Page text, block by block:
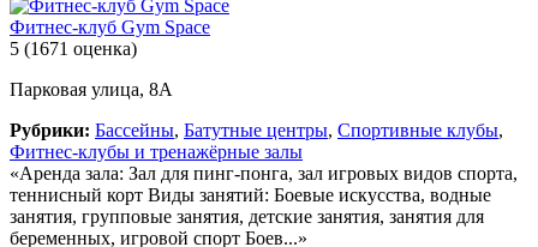
Фитнес-клуб Gym Space
5 (1671 оценка)
Парковая улица, 8А
Рубрики: Бассейны, Батутные центры, Спортивные клубы,
Фитнес-клубы и тренажёрные залы
«Аренда зала: Зал для пинг-понга, зал игровых видов спорта,
теннисный корт Виды занятий: Боевые искусства, водные
занятия, групповые занятия, детские занятия, занятия для
беременных, игровой спорт Боев...»